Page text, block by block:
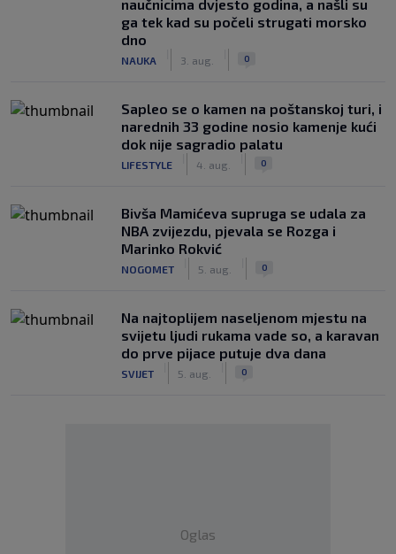
naučnicima dvjesto godina, a našli su
ga tek kad su počeli strugati morsko
dno
NAUKA 3. aug. 0
Saplео se o kamen na poštanskoj turi, i
narednih 33 godine nosio kamenje kući
dok nije sagradio palatu
LIFESTYLE 4. aug. 0
Bivša Mamićeva supruga se udala za
NBA zvijezdu, pjevala se Rozga i
Marinko Rokvić
NOGOMET 5. aug. 0
Na najtoplijem naseljenom mjestu na
svijetu ljudi rukama vade so, a karavan
do prve pijace putuje dva dana
SVIJET 5. aug. 0
Oglas